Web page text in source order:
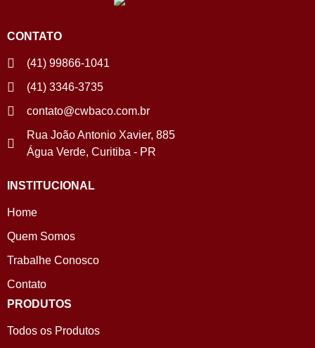
CONTATO
(41) 99866-1041
(41) 3346-3735
contato@cwbaco.com.br
Rua João Antonio Xavier, 885
Água Verde, Curitiba - PR
INSTITUCIONAL
Home
Quem Somos
Trabalhe Conosco
Contato
PRODUTOS
Todos os Produtos